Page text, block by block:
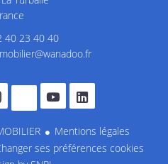
40 23 40 40
Mentions légales
ses préférences cookies